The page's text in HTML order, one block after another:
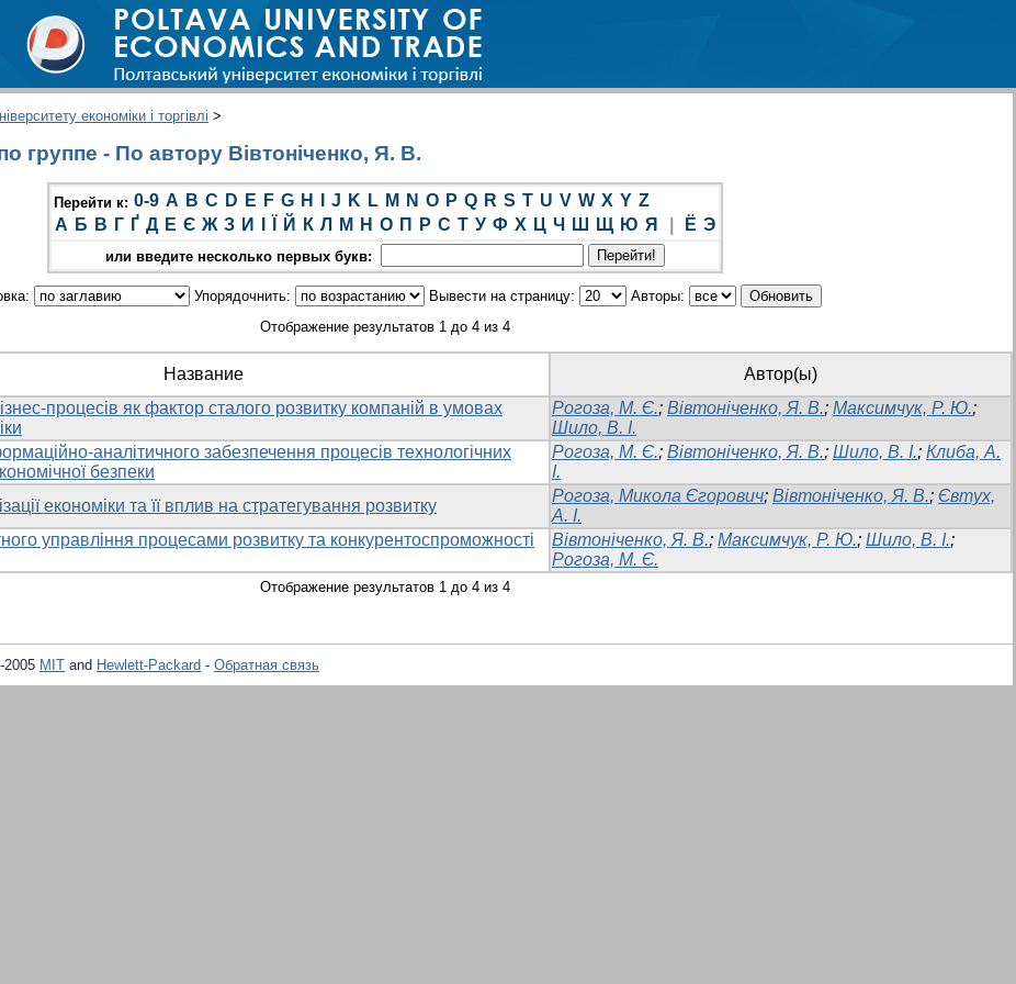
економіки і торгівлі >
группе - По автору Вівтоніченко, Я. В.
Перейти к: 0-9 A B C D E F G H J K L M N O P Q R S T U V W X Y Z
А Б В Г Ґ Д Е Є Ж З И Й К Л М Н О П Р С Т У Ф Х Ц Ч Ш Щ Ю Я Ё Э
или введите несколько первых букв:
Упорядочнить: Вывести на страницу:
Авторы:
Отображение результатов 1 до 4 из 4
Название Автор(ы)
процесів як фактор сталого розвитку компаній в умовах
Рогоза, М. Є.; Вівтоніченко, Я. В.; Максимчук, Р. Ю.;
Шило, В. І.
аналітичного забезпечення процесів технологічних
безпеки
Рогоза, М. Є.; Вівтоніченко, Я. В.; Шило, В. І.; Клиба, А.
І.
економіки та її вплив на стратегування розвитку
Рогоза, Микола Єгорович; Вівтоніченко, Я. В.; Євтух,
А. І.
управління процесами розвитку та конкурентоспроможності
Вівтоніченко, Я. В.; Максимчук, Р. Ю.; Шило, В. І.;
Рогоза, М. Є.
Отображение результатов 1 до 4 из 4
2005 MIT and Hewlett-Packard - Обратная связь